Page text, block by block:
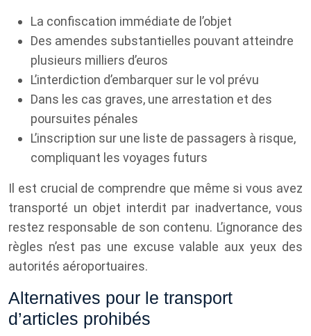
La confiscation immédiate de l’objet
Des amendes substantielles pouvant atteindre
plusieurs milliers d’euros
L’interdiction d’embarquer sur le vol prévu
Dans les cas graves, une arrestation et des
poursuites pénales
L’inscription sur une liste de passagers à risque,
compliquant les voyages futurs
Il est crucial de comprendre que même si vous avez
transporté un objet interdit par inadvertance, vous
restez responsable de son contenu. L’ignorance des
règles n’est pas une excuse valable aux yeux des
autorités aéroportuaires.
Alternatives pour le transport
d’articles prohibés